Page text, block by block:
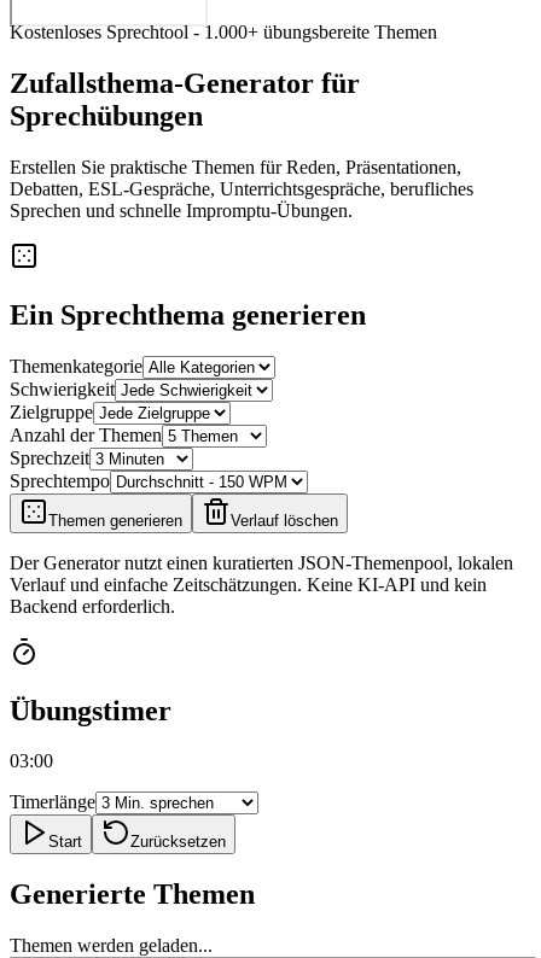
Kostenloses Sprechtool - 1.000+ übungsbereite Themen
Zufallsthema-Generator für
Sprechübungen
Erstellen Sie praktische Themen für Reden, Präsentationen,
Debatten, ESL-Gespräche, Unterrichtsgespräche, berufliches
Sprechen und schnelle Impromptu-Übungen.
Ein Sprechthema generieren
Themenkategorie
Schwierigkeit
Zielgruppe
Anzahl der Themen
Sprechzeit
Sprechtempo
Themen generieren Verlauf löschen
Der Generator nutzt einen kuratierten JSON-Themenpool, lokalen
Verlauf und einfache Zeitschätzungen. Keine KI-API und kein
Backend erforderlich.
Übungstimer
03:00
Timerlänge
Start Zurücksetzen
Generierte Themen
Themen werden geladen...